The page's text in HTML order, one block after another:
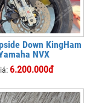
Down KingHam
NVX
6.200.000đ